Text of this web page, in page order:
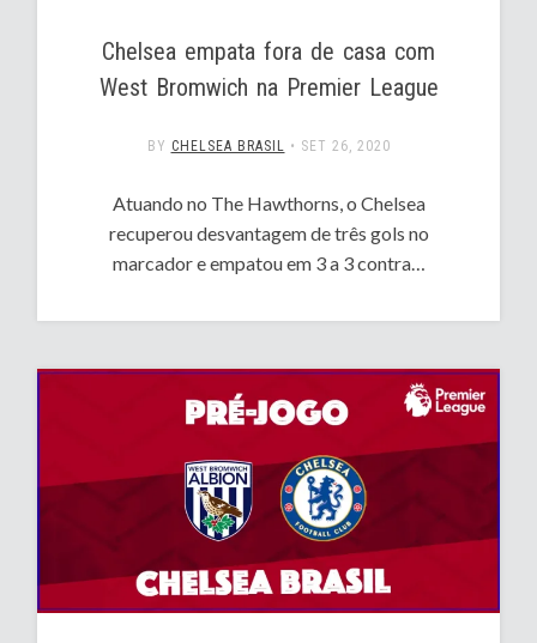
Chelsea empata fora de casa com
West Bromwich na Premier League
BY CHELSEA BRASIL • SET 26, 2020
Atuando no The Hawthorns, o Chelsea
recuperou desvantagem de três gols no
marcador e empatou em 3 a 3 contra…